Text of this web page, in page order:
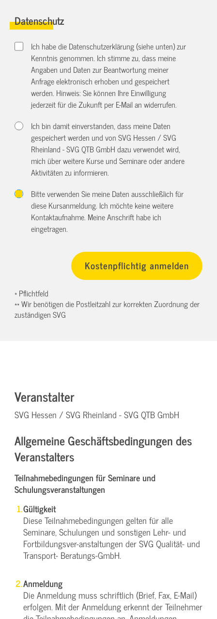
Datenschutz
Ich habe die Datenschutzerklärung (siehe unten) zur
Kenntnis genommen. Ich stimme zu, dass meine
Angaben und Daten zur Beantwortung meiner
Anfrage elektronisch erhoben und gespeichert
werden. Hinweis: Sie können Ihre Einwilligung
jederzeit für die Zukunft per E-Mail anwiderrufen.
Ich bin damit einverstanden, dass meine Daten
gespeichert werden und von SVG Hessen / SVG
Rheinland - SVG QTB GmbH dazu verwendet wird,
mich über weitere Kurse und Seminare oder andere
Aktivitäten zu informieren.
Bitte verwenden Sie meine Daten ausschließlich für
diese Kursanmeldung. Ich möchte keine weitere
Kontaktaufnahme. Meine Anschrift habe ich
eingetragen.
* Pflichtfeld
** Wir benötigen die Postleitzahl zur korrekten Zuordnung der
zuständigen SVG
Veranstalter
SVG Hessen / SVG Rheinland - SVG QTB GmbH
Allgemeine Geschäftsbedingungen des
Veranstalters
Teilnahmebedingungen für Seminare und
Schulungsveranstaltungen
Gültigkeit
Diese Teilnahmebedingungen gelten für alle
Seminare, Schulungen und sonstigen Lehr- und
Fortbildungsver-anstaltungen der SVG Qualität- und
Transport- Beratungs-GmbH.
Anmeldung
Die Anmeldung muss schriftlich (Brief, Fax, E-Mail)
erfolgen. Mit der Anmeldung erkennt der Teilnehmer